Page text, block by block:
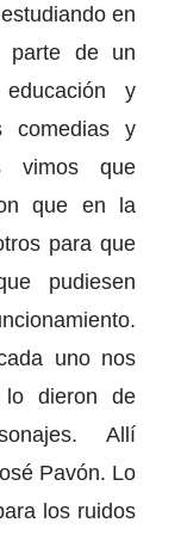
en
parte de un
y
comedias y
vimos que
que en la
para que
pudiesen
uno nos
dieron de
Allí
Pavón. Lo
los ruidos